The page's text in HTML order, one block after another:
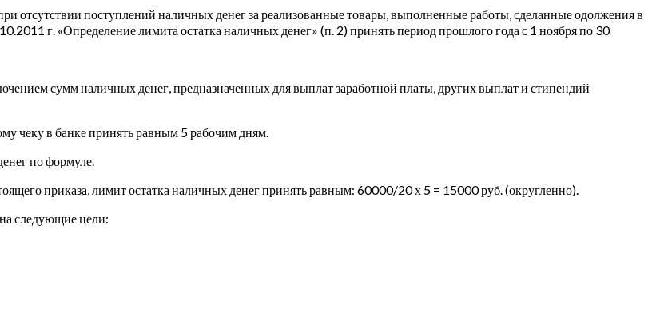
отсутствии поступлений наличных денег за реализованные товары, выполненные работы, сделанные одолжения в
г. «Определение лимита остатка наличных денег» (п. 2) принять период прошлого года с 1 ноября по 30
сумм наличных денег, предназначенных для выплат заработной платы, других выплат и стипендий
чеку в банке принять равным 5 рабочим дням.
по формуле.
приказа, лимит остатка наличных денег принять равным: 60000/20 х 5 = 15000 руб. (округленно).
следующие цели: